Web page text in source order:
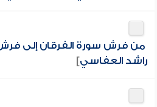
من فرش سورة الفرقان إلى
راشد العفاسي]